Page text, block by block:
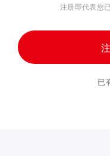
注册即代表您
已